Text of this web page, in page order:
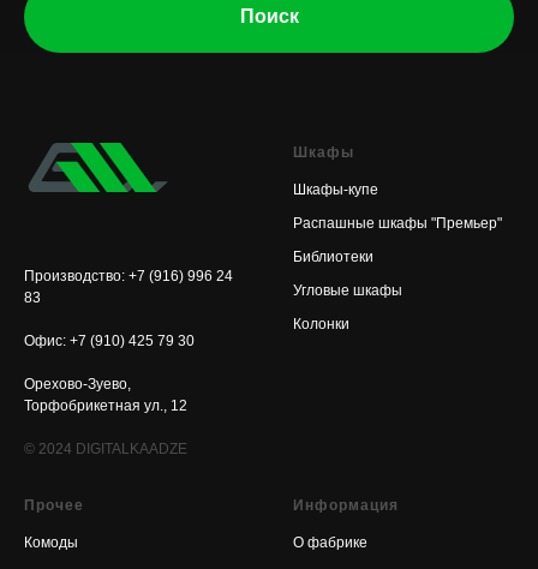
Поиск
Производство: +7 (916) 996 24
83
Офис: +7 (910) 425 79 30
Орехово-Зуево,
Торфобрикетная ул., 12
© 2024 DIGITALKAADZE
Шкафы
Шкафы-купе
Распашные шкафы "Премьер"
Библиотеки
Угловые шкафы
Колонки
Прочее
Комоды
Информация
О фабрике